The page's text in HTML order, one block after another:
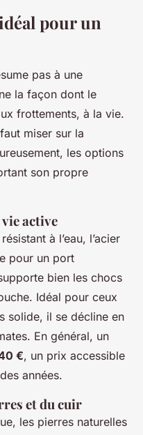
pour un
pas à une
la façon dont le
frottements, à la vie.
miser sur la
les options
son propre
active
à l’eau, l’acier
pour un port
bien les chocs
Idéal pour ceux
solide, il se décline en
En général, un
€, un prix accessible
années.
et du cuir
les pierres naturelles